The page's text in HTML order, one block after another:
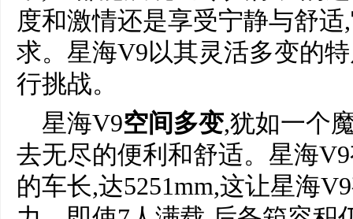
度和激情还是享受宁静与舒
求。星海V9以其灵活多变的
行挑战。
星海V9空间多变,犹如一个
去无尽的便利和舒适。星海
的车长,达5251mm,这让星海